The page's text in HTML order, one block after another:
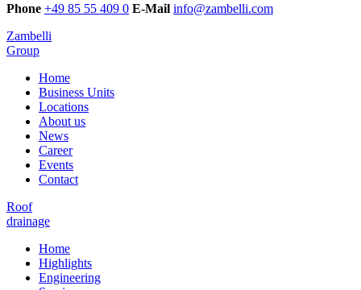
Phone +49 85 55 409 0 E-Mail info@zambelli.com
Zambelli
Group
Home
Business Units
Locations
About us
News
Career
Events
Contact
Roof
drainage
Home
Highlights
Engineering